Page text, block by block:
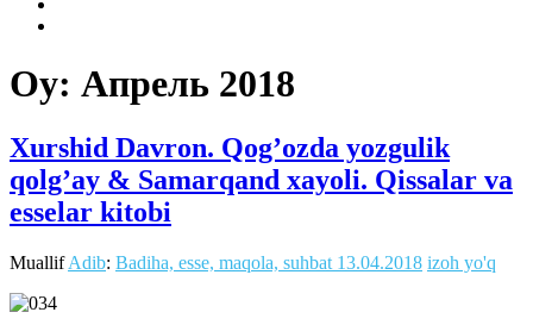
Oy: Апрель 2018
Xurshid Davron. Qog’ozda yozgulik
qolg’ay & Samarqand xayoli. Qissalar va
esselar kitobi
MuallifAdib: Badiha, esse, maqola, suhbat 13.04.2018 izoh yo'q